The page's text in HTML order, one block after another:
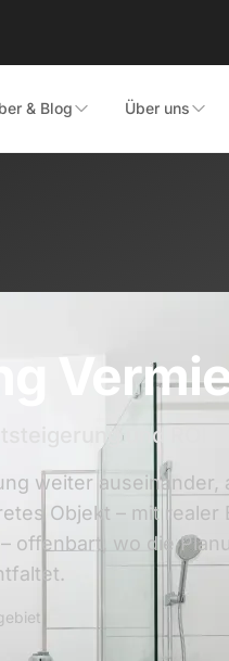
& Blog Über uns
und ROI
weiter auseinander,
Objekt – mit realer
wo die